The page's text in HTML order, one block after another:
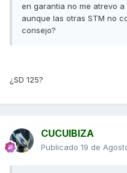
en garantia no me atrevo
aunque las otras STM no
consejo?
¿SD 125?
CUCUIBIZA
Publicado 19 de